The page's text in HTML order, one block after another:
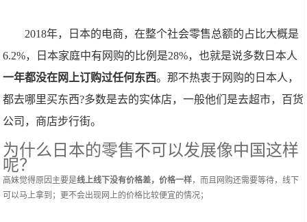
2018年，日本的电商，在整个社会零售总额的占比大概是
6.2%，日本家庭中有网购的比例是28%，也就是说多数日本人
一年都没在网上订购过任何东西。那不热衷于网购的日本人，
都去哪里买东西?多数是去的实体店，一般他们是去超市，百货
公司，商店步行街。
为什么日本的零售不可以发展像中国这样
呢？
高妹觉得原因主要是线上线下没有价格差，价格一样，而且网购还需要等待，线下
可以马上拿到；更不会出现网上的价格比较便宜的情况；